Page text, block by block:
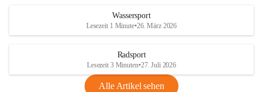
Anhang VBl. EU Nr. 18
1 Seite•1,4 MB
VBl. EU Nr. 18_2026
Wassersport
Lesezeit 1 Minute•26. März 2026
Radsport
Lesezeit 3 Minuten•27. Juli 2026
Alle Artikel sehen